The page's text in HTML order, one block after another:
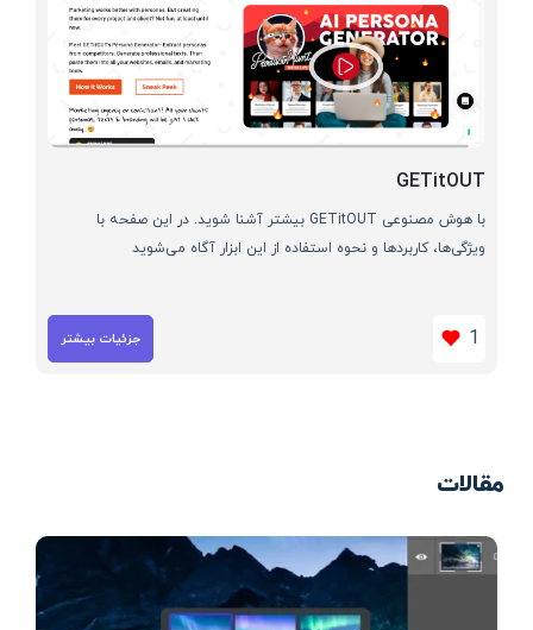
GETitOUT
با هوش مصنوعی GETitOUT بیشتر آشنا شوید. در این صفحه با
ویژگی‌ها، کاربردها و نحوه استفاده از این ابزار آگاه می‌شوید
1 جزئیات بیشتر
مقالات